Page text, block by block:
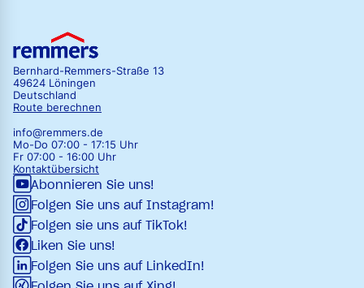
Bernhard-Remmers-Straße 13
49624 Löningen
Deutschland
Route berechnen
info@remmers.de
Mo-Do 07:00 - 17:15 Uhr
Fr 07:00 - 16:00 Uhr
Kontaktübersicht
Abonnieren Sie uns!
Folgen Sie uns auf Instagram!
Folgen sie uns auf TikTok!
Liken Sie uns!
Folgen Sie uns auf LinkedIn!